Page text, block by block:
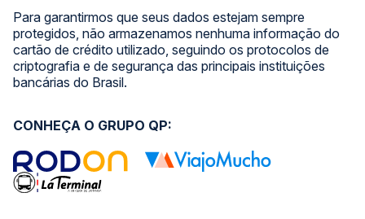
Para garantirmos que seus dados estejam sempre
protegidos, não armazenamos nenhuma informação do
cartão de crédito utilizado, seguindo os protocolos de
criptografia e de segurança das principais instituições
bancárias do Brasil.
CONHEÇA O GRUPO QP: